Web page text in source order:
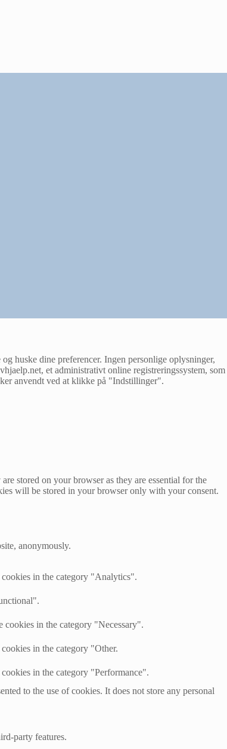
huske dine preferencer. Ingen personlige oplysninger,
et administrativt online registreringssystem, som
anvendt ved at klikke på "Indstillinger".
stored on your browser as they are essential for the
will be stored in your browser only with your consent.
anonymously.
in the category "Analytics".
cookies in the category "Necessary".
in the category "Other.
in the category "Performance".
to the use of cookies. It does not store any personal
party features.